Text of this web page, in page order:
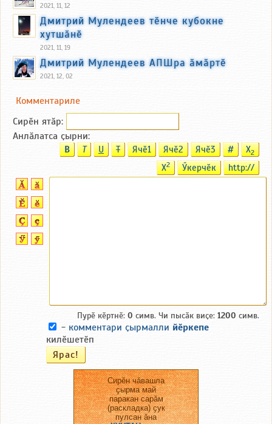
2021, 11, 12
Дмитрий Мулендеев тӗнче кубокне
хутшӑнӗ
2021, 11, 19
Дмитрий Мулендеев АПШра ӑмӑртӗ
2021, 12, 02
Комментариле
Сирӗн ятӑp:
Анлӑлатса ҫырни:
B T U T Ячӗ1 Ячӗ2 Ячӗ3 # X2
X2 Ӳкерчӗк http://
Пурӗ кӗртнӗ: 0 симв. Чи пысӑк виҫе: 1200 симв.
- комментари ҫырмалли йӗркепе
килӗшетӗп
Сирӗн чӑвашла
ҫырма май
паракан сарӑм
(раскладка) ҫук
пулсан ӑна